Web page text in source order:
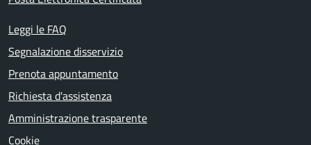
Leggi le FAQ
Segnalazione disservizio
Prenota appuntamento
Richiesta d'assistenza
Amministrazione trasparente
Cookie